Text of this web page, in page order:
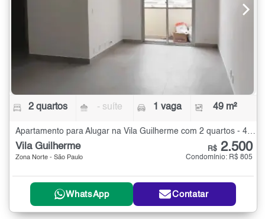
2 quartos - suíte 1 vaga 49 m²
Apartamento para Alugar na Vila Guilherme com 2 quartos - 49 m²
Vila Guilherme
Zona Norte - São Paulo
R$ 2.500
Condomínio: R$ 805
WhatsApp Contatar